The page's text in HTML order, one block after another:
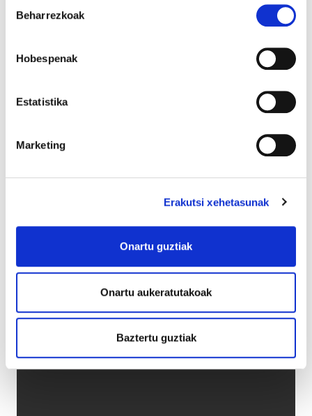
hautatzea
Beharrezkoak
Hobespenak
Estatistika
Marketing
Erakutsi xehetasunak
Onartu guztiak
Onartu aukeratutakoak
Baztertu guztiak